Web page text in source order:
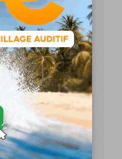
est de
tout en
laboratoire